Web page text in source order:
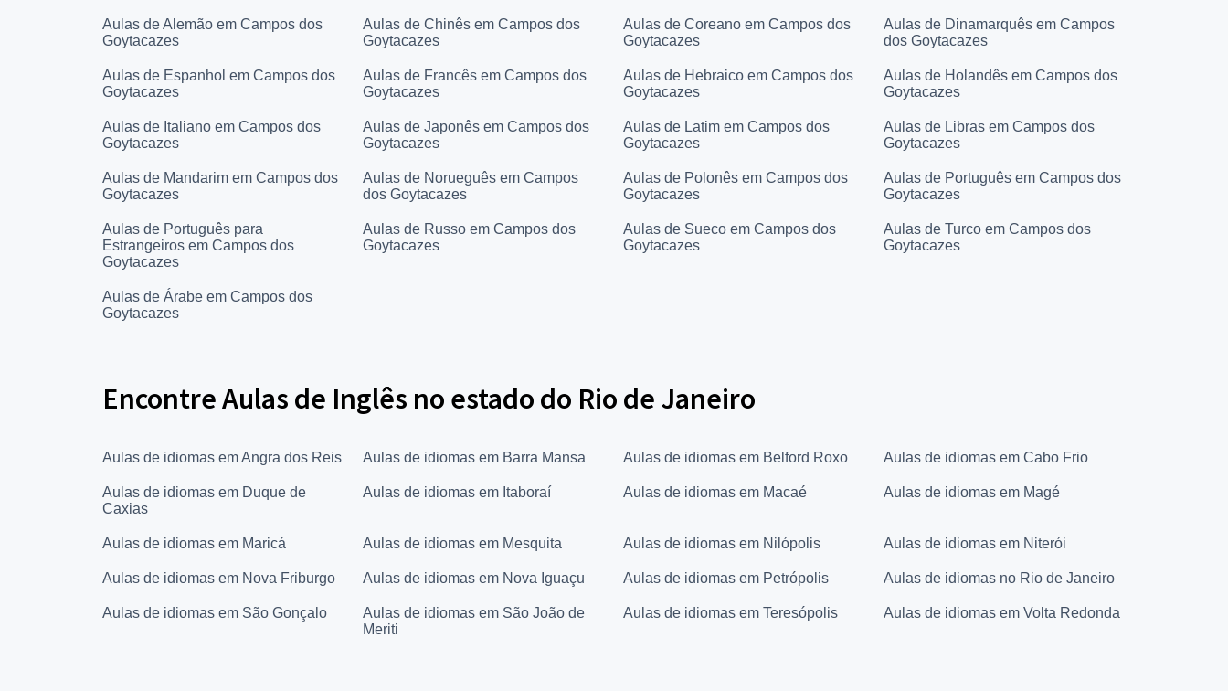
Aulas de Alemão em Campos dos
Goytacazes
Aulas de Chinês em Campos dos
Goytacazes
Aulas de Coreano em Campos dos
Goytacazes
Aulas de Dinamarquês em Campos
dos Goytacazes
Aulas de Espanhol em Campos dos
Goytacazes
Aulas de Francês em Campos dos
Goytacazes
Aulas de Hebraico em Campos dos
Goytacazes
Aulas de Holandês em Campos dos
Goytacazes
Aulas de Italiano em Campos dos
Goytacazes
Aulas de Japonês em Campos dos
Goytacazes
Aulas de Latim em Campos dos
Goytacazes
Aulas de Libras em Campos dos
Goytacazes
Aulas de Mandarim em Campos dos
Goytacazes
Aulas de Norueguês em Campos
dos Goytacazes
Aulas de Polonês em Campos dos
Goytacazes
Aulas de Português em Campos dos
Goytacazes
Aulas de Português para
Estrangeiros em Campos dos
Goytacazes
Aulas de Russo em Campos dos
Goytacazes
Aulas de Sueco em Campos dos
Goytacazes
Aulas de Turco em Campos dos
Goytacazes
Aulas de Árabe em Campos dos
Goytacazes
Encontre Aulas de Inglês no estado do Rio de Janeiro
Aulas de idiomas em Angra dos Reis Aulas de idiomas em Barra Mansa Aulas de idiomas em Belford Roxo Aulas de idiomas em Cabo Frio
Aulas de idiomas em Duque de
Caxias
Aulas de idiomas em Itaboraí Aulas de idiomas em Macaé Aulas de idiomas em Magé
Aulas de idiomas em Maricá Aulas de idiomas em Mesquita Aulas de idiomas em Nilópolis Aulas de idiomas em Niterói
Aulas de idiomas em Nova Friburgo Aulas de idiomas em Nova Iguaçu Aulas de idiomas em Petrópolis Aulas de idiomas no Rio de Janeiro
Aulas de idiomas em São Gonçalo
Aulas de idiomas em São João de
Meriti
Aulas de idiomas em Teresópolis Aulas de idiomas em Volta Redonda